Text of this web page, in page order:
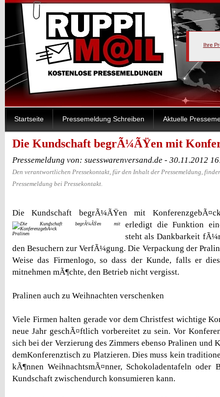
Ihre
Startseite Pressemeldung Schreiben Aktuelle
Die Kundschaft begrÃ¼ÃŸen mit
Pressemeldung von: suesswarenversand.de - 30.11.2012
Den verantwortlichen Pressekontakt, für den Inhalt der Pressemeldung,
Pressemeldung bei Pressekontakt.
Die Kundschaft begrÃ¼ÃŸen mit
Pralinen
erledigt die Funktion
steht als Dankbarkeit
den Besuchern zur VerfÃ¼gung. Die Verpackung der
Weise das Firmenlogo, so dass der Kunde, falls er
mitnehmen mÃ¶chte, den Betrieb nicht vergisst.
Pralinen auch zu Weihnachten verschenken
Viele Firmen halten gerade vor dem Christfest wichtige
neue Jahr geschÃ¤ftlich vorbereitet zu sein. Vor
sich bei der Verzierung des Zimmers ebenso Pralinen und
demKonferenztisch zu Platzieren. Dies muss kein
kÃ¶nnen WeihnachtsmÃ¤nner, Schokoladentafeln oder
Kundschaft zwischendurch konsumieren kann.